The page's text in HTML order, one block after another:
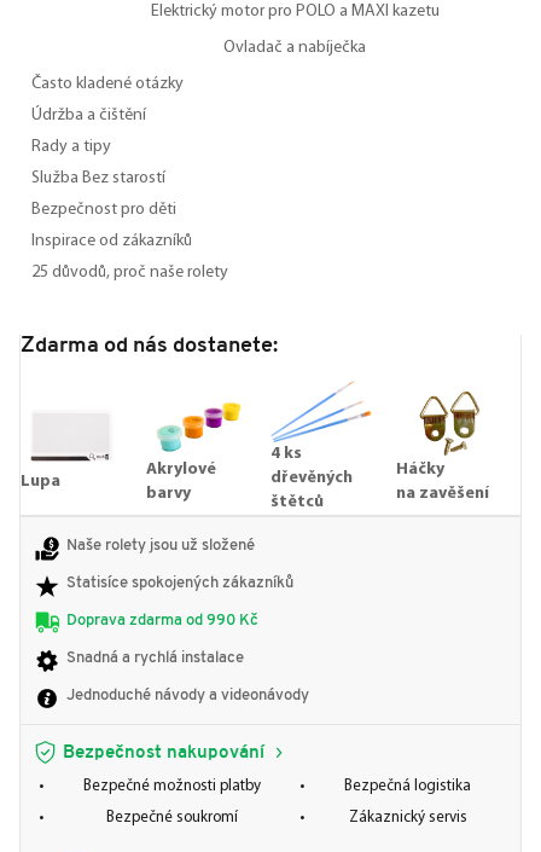
Elektrický motor pro POLO a MAXI kazetu
Ovladač a nabíječka
Často kladené otázky
Údržba a čištění
Rady a tipy
Služba Bez starostí
Bezpečnost pro děti
Inspirace od zákazníků
25 důvodů, proč naše rolety
Zdarma od nás dostanete:
Lupa
Akrylové
barvy
4 ks
dřevěných
štětců
Háčky
na zavěšení
Naše rolety jsou už složené
Statisíce spokojených zákazníků
Doprava zdarma od 990 Kč
Snadná a rychlá instalace
Jednoduché návody a videonávody
Bezpečnost nakupování
Bezpečné možnosti platby
Bezpečná logistika
Bezpečné soukromí
Zákaznický servis